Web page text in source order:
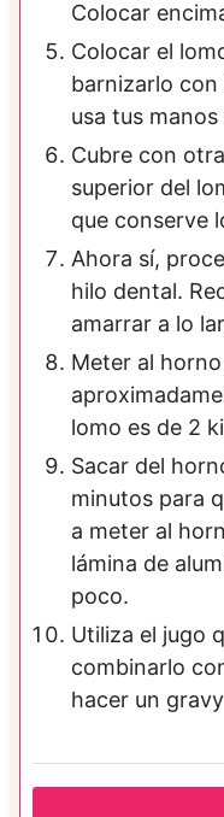
Colocar
Colocar el
barnizarlo con
usa tus
Cubre con
superior del
que conserve
Ahora sí,
hilo dental.
amarrar a lo
Meter al
lomo es de 2
Sacar del
minutos para
a meter al
lámina de
poco.
Utiliza el jugo
combinarlo
hacer un